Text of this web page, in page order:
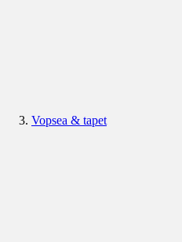
Vopsea & tapet